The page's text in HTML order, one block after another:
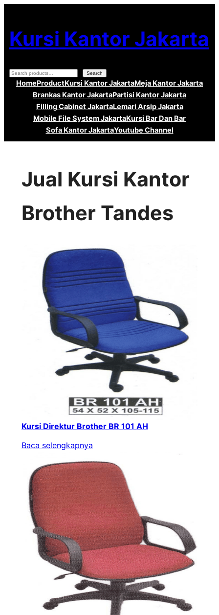
ke
konten
Kursi Kantor Jakarta
Search Search
HomeProductKursi Kantor JakartaMeja Kantor Jakarta
Brankas Kantor JakartaPartisi Kantor Jakarta
Filling Cabinet JakartaLemari Arsip Jakarta
Mobile File System JakartaKursi Bar Dan Bar
Sofa Kantor JakartaYoutube Channel
Jual Kursi Kantor
Brother Tandes
Kursi Direktur Brother BR 101 AH
Baca selengkapnya